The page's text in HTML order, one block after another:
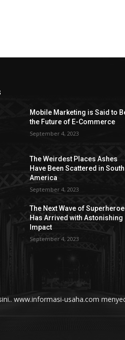
Mobile Marketing is Said to
the Future of E-Commerce
September 4, 2023
The Weirdest Places Ashes
Have Been Scattered in South
America
September 4, 2023
The Next Wave of
Has Arrived with Astonishing
Impact
September 4, 2023
www.informasi-usaha.com